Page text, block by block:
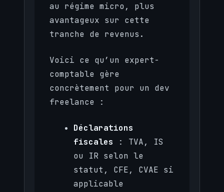
au régime micro, plus
avantageux sur cette
tranche de revenus.
Voici ce qu’un expert-
comptable gère
concrètement pour un dev
freelance :
Déclarations
fiscales : TVA, IS
ou IR selon le
statut, CFE, CVAE si
applicable